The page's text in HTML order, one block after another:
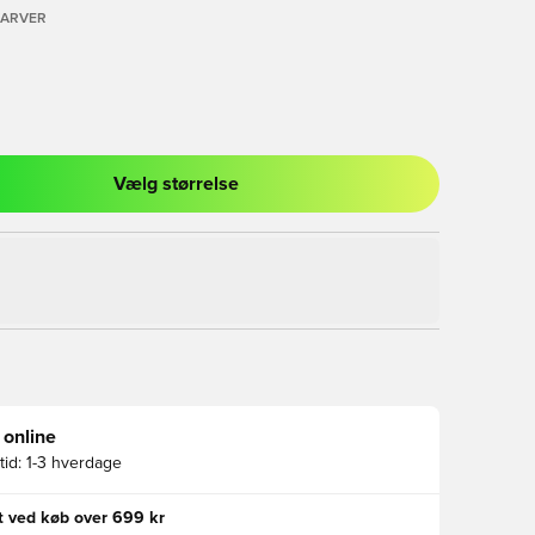
til at logge ind eller tilmelde dig som medlem
Vælg størrelse
online
1-3 hverdage
ved køb over 699 kr